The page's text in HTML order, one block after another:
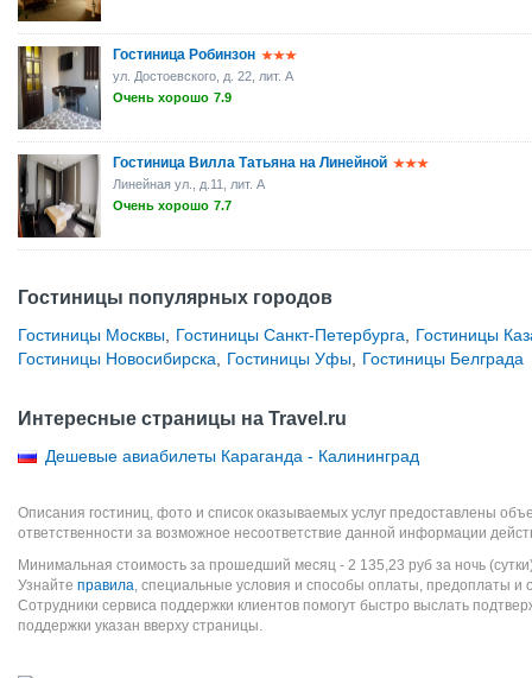
Гостиница Робинзон
ул. Достоевского, д. 22, лит. A
Очень хорошо 7.9
Гостиница Вилла Татьяна на Линейной
Линейная ул., д.11, лит. А
Очень хорошо 7.7
Гостиницы популярных городов
Гостиницы Москвы Гостиницы Санкт-Петербурга
Гостиницы
Гостиницы Новосибирска
Гостиницы Уфы Гостиницы Белграда
Интересные страницы на Travel.ru
Дешевые авиабилеты Караганда - Калининград
Описания гостиниц, фото и список оказываемых услуг предоставлены
ответственности за возможное несоответствие данной информации
Минимальная стоимость за прошедший месяц - 2 135,23 руб за ночь
Узнайте правила, специальные условия и способы оплаты, предоплаты и
Сотрудники сервиса поддержки клиентов помогут быстро выслать
поддержки указан вверху страницы.